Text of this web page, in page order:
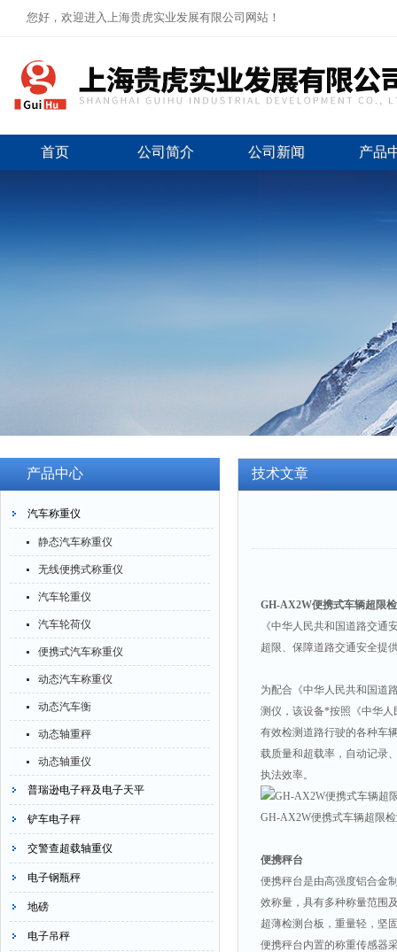
您好，欢迎进入上海贵虎实业发展有限公司网站！
首页 公司简介 公司新闻 产品
产品中心
汽车称重仪
静态汽车称重仪
无线便携式称重仪
汽车轮重仪
汽车轮荷仪
便携式汽车称重仪
动态汽车称重仪
动态汽车衡
动态轴重秤
动态轴重仪
普瑞逊电子秤及电子天平
铲车电子秤
交警查超载轴重仪
电子钢瓶秤
地磅
电子吊秤
技术文章
GH-AX2W便携式车辆超限
《中华人民共和国道路交通
超限、保障道路交通安全提
为配合《中华人民共和国道
测仪，该设备*按照《中华
有效检测道路行驶的各种车
载质量和超载率，自动记录
执法效率。
GH-AX2W便携式车辆超限
便携秤台
便携秤台是由高强度铝合金
效称量，具有多种称量范围
超薄检测台板，重量轻，坚
便携秤台内置的称重传感器